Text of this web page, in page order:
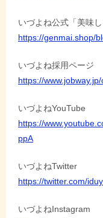
いづよね公式「美味
https://genmai.shop/
いづよね採用ページ
https://
いづよねYouTube
https://
ppA
いづよねTwitter
https://twitter.com/
いづよねInstagram